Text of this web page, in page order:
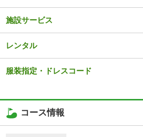
施設サービス
レンタル
服装指定・ドレスコード
コース情報